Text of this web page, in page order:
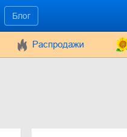
Блог
Распродажи